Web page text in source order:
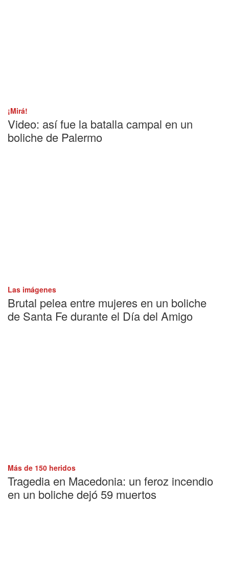
¡Mirá!
Video: así fue la batalla campal en un
boliche de Palermo
Las imágenes
Brutal pelea entre mujeres en un boliche
de Santa Fe durante el Día del Amigo
Más de 150 heridos
Tragedia en Macedonia: un feroz incendio
en un boliche dejó 59 muertos